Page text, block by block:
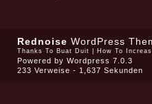
Rednoise WordPress
Thanks To Buat Duit How To
Powered by Wordpress 7.0.3
233 Verweise - 1,637 Sekunden